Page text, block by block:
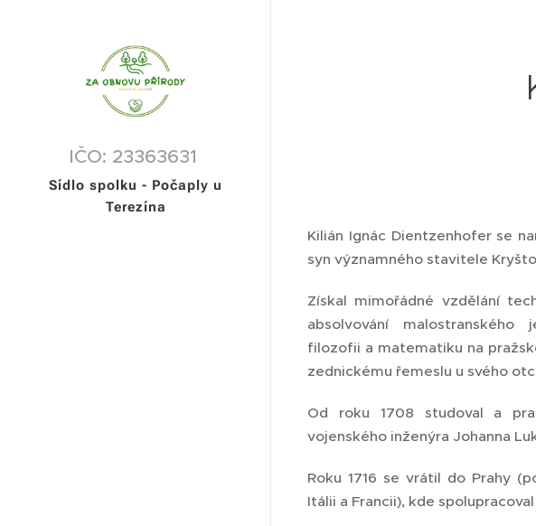
IČO: 23363631
Sídlo spolku - Počaply u
Terezína
Kilián Ignác Dientzenhofer se
syn významného stavitele
Získal mimořádné vzdělání
absolvování malostranského
filozofii a matematiku na
zednickému řemeslu u svého
Od roku 1708 studoval a
vojenského inženýra Johanna
Roku 1716 se vrátil do Prahy
Itálii a Francii), kde